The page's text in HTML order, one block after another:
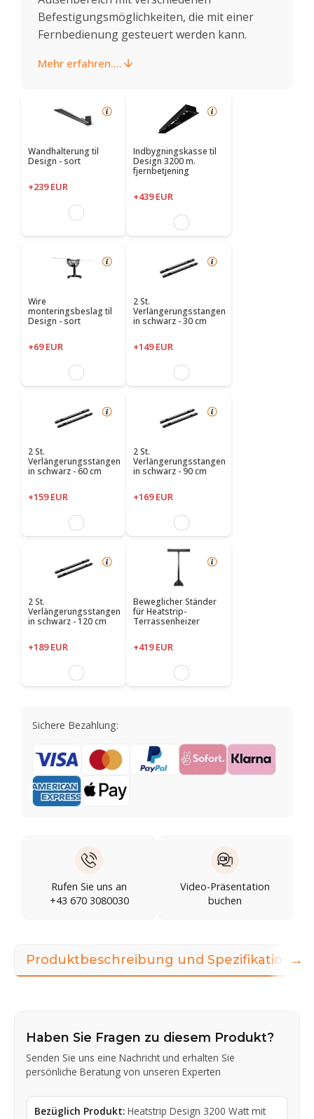
Befestigungsmöglichkeiten, die mit einer
Fernbedienung gesteuert werden kann.
Mehr erfahren....
Wandhalterung til
Design - sort
+239 EUR
Indbygningskasse til
Design 3200 m.
fjernbetjening
+439 EUR
Wire
monteringsbeslag til
Design - sort
+69 EUR
2 St.
Verlängerungsstangen
in schwarz - 30 cm
+149 EUR
2 St.
Verlängerungsstangen
in schwarz - 60 cm
+159 EUR
2 St.
Verlängerungsstangen
in schwarz - 90 cm
+169 EUR
2 St.
Verlängerungsstangen
in schwarz - 120 cm
+189 EUR
Beweglicher Ständer
für Heatstrip-
Terrassenheizer
+419 EUR
Sichere Bezahlung:
Rufen Sie uns an
+43 670 3080030
Video-Präsentation
buchen
Produktbeschreibung und Spezifikationen
Haben Sie Fragen zu diesem Produkt?
Senden Sie uns eine Nachricht und erhalten Sie
persönliche Beratung von unseren Experten
Bezüglich Produkt: Heatstrip Design 3200 Watt mit
→